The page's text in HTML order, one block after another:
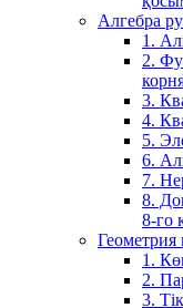
Алгебра
1.
2.
3.
4.
5.
6.
7.
8.
8-го
Геометрия
1.
2.
3.